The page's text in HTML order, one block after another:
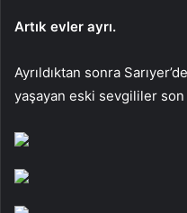
Artık evler ayrı.
Ayrıldıktan sonra
yaşayan eski sevgililer son